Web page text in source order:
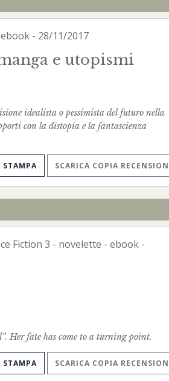
ebook- 28/11/2017
e utopismi
idealista o pessimista del futuro nella
con la distopia e la fantascienza
STAMPA SCARICA COPIA
Fiction 3 - novelette - ebook-
Her fate has come to a turning point.
STAMPA SCARICA COPIA